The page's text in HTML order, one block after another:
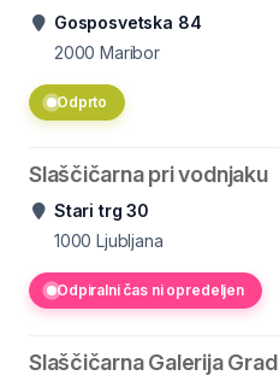
Gosposvetska 84
2000 Maribor
Odprto
Slaščičarna pri vodnjaku
Stari trg 30
1000 Ljubljana
Odpiralni čas ni opredeljen
Slaščičarna Galerija Grad